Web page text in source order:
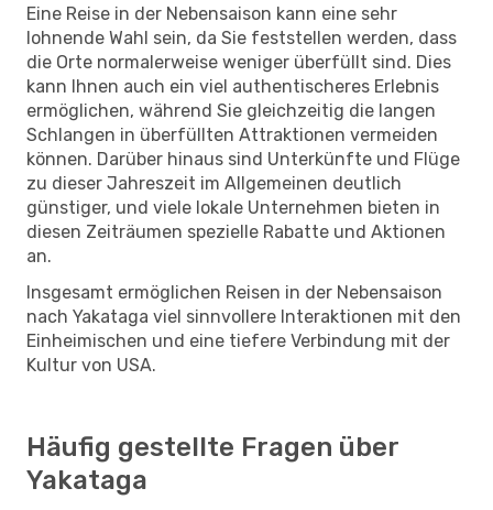
Eine Reise in der Nebensaison kann eine sehr
lohnende Wahl sein, da Sie feststellen werden, dass
die Orte normalerweise weniger überfüllt sind. Dies
kann Ihnen auch ein viel authentischeres Erlebnis
ermöglichen, während Sie gleichzeitig die langen
Schlangen in überfüllten Attraktionen vermeiden
können. Darüber hinaus sind Unterkünfte und Flüge
zu dieser Jahreszeit im Allgemeinen deutlich
günstiger, und viele lokale Unternehmen bieten in
diesen Zeiträumen spezielle Rabatte und Aktionen
an.
Insgesamt ermöglichen Reisen in der Nebensaison
nach Yakataga viel sinnvollere Interaktionen mit den
Einheimischen und eine tiefere Verbindung mit der
Kultur von USA.
Häufig gestellte Fragen über
Yakataga